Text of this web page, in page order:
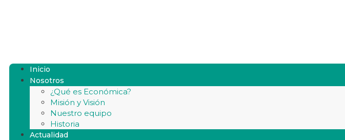
Inicio
Nosotros
¿Qué es Económica?
Misión y Visión
Nuestro equipo
Historia
Actualidad